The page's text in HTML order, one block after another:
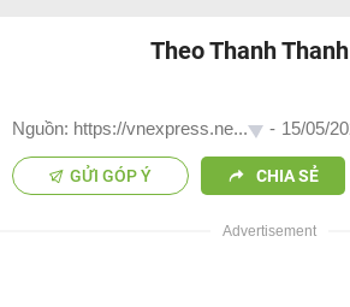
Theo Thanh
Nguồn: https://vnexpress.ne... - 15/05/
GỬI GÓP Ý CHIA SẺ